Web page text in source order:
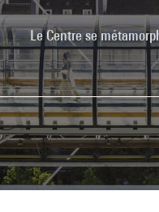
Le Centre se